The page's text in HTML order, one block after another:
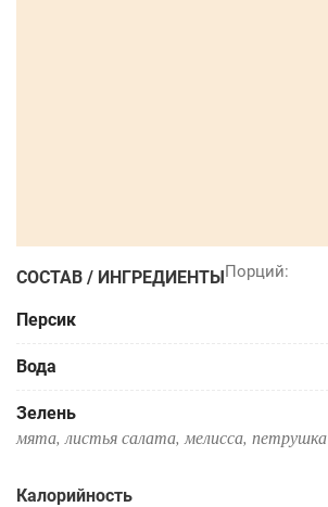
СОСТАВ / ИНГРЕДИЕНТЫ
Персик
Вода
Зелень
мята, листья салата, мелисса, петрушка
Калорийность